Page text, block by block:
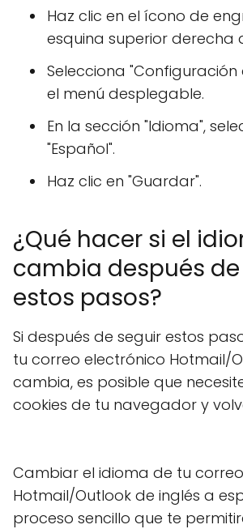
Haz clic en el ícono de
esquina superior derecha
Selecciona "Configuración
el menú desplegable.
En la sección "Idioma",
"Español".
Haz clic en "Guardar".
¿Qué hacer si el
cambia después
estos pasos?
Si después de seguir estos
tu correo electrónico Hotmail/
cambia, es posible que
cookies de tu navegador y
Cambiar el idioma de tu
Hotmail/Outlook de inglés a
proceso sencillo que te